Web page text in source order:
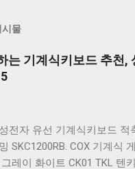
시물
는 기계식키보드 추천,
전자 유선 기계식키보드 적
SKC1200RB. COX 기계식
레이 화이트 CK01 TKL 텐